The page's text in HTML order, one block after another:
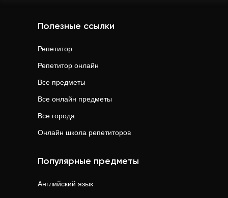
Полезные ссылки
Репетитор
Репетитор онлайн
Все предметы
Все онлайн предметы
Все города
Онлайн школа репетиторов
Популярные предметы
Английский язык